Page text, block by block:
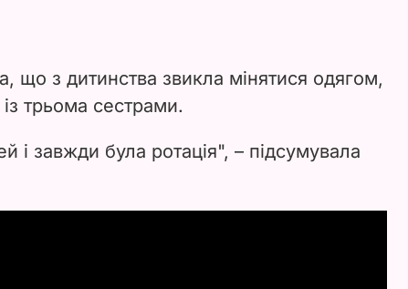
що з дитинства звикла мінятися одягом,
трьома сестрами.
і завжди була ротація", – підсумувала